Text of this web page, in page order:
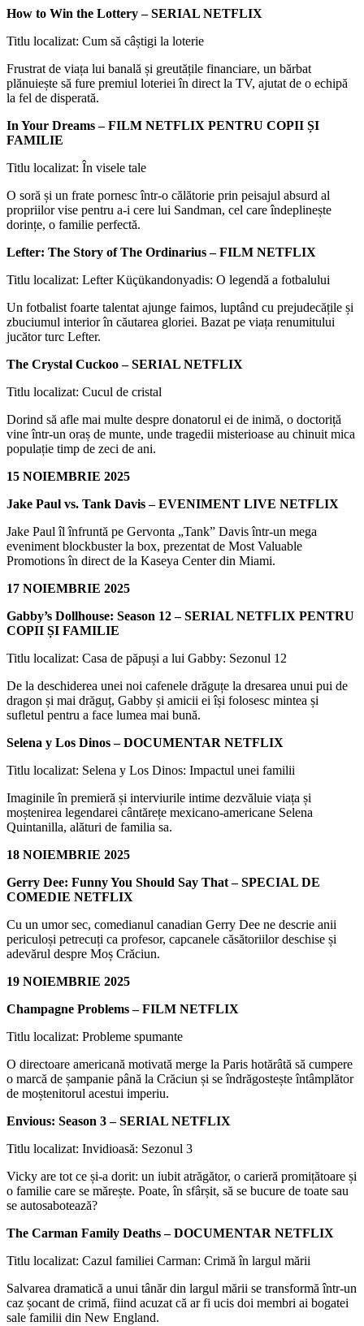
How to Win the Lottery – SERIAL NETFLIX
Titlu localizat: Cum să câștigi la loterie
Frustrat de viața lui banală și greutățile financiare, un bărbat
plănuiește să fure premiul loteriei în direct la TV, ajutat de o echipă
la fel de disperată.
In Your Dreams – FILM NETFLIX PENTRU COPII ȘI
FAMILIE
Titlu localizat: În visele tale
O soră și un frate pornesc într-o călătorie prin peisajul absurd al
propriilor vise pentru a-i cere lui Sandman, cel care îndeplinește
dorințe, o familie perfectă.
Lefter: The Story of The Ordinarius – FILM NETFLIX
Titlu localizat: Lefter Küçükandonyadis: O legendă a fotbalului
Un fotbalist foarte talentat ajunge faimos, luptând cu prejudecățile și
zbuciumul interior în căutarea gloriei. Bazat pe viața renumitului
jucător turc Lefter.
The Crystal Cuckoo – SERIAL NETFLIX
Titlu localizat: Cucul de cristal
Dorind să afle mai multe despre donatorul ei de inimă, o doctoriță
vine într-un oraș de munte, unde tragedii misterioase au chinuit mica
populație timp de zeci de ani.
15 NOIEMBRIE 2025
Jake Paul vs. Tank Davis – EVENIMENT LIVE NETFLIX
Jake Paul îl înfruntă pe Gervonta „Tank” Davis într-un mega
eveniment blockbuster la box, prezentat de Most Valuable
Promotions în direct de la Kaseya Center din Miami.
17 NOIEMBRIE 2025
Gabby’s Dollhouse: Season 12 – SERIAL NETFLIX PENTRU
COPII ȘI FAMILIE
Titlu localizat: Casa de păpuși a lui Gabby: Sezonul 12
De la deschiderea unei noi cafenele drăguțe la dresarea unui pui de
dragon și mai drăguț, Gabby și amicii ei își folosesc mintea și
sufletul pentru a face lumea mai bună.
Selena y Los Dinos – DOCUMENTAR NETFLIX
Titlu localizat: Selena y Los Dinos: Impactul unei familii
Imaginile în premieră și interviurile intime dezvăluie viața și
moștenirea legendarei cântărețe mexicano-americane Selena
Quintanilla, alături de familia sa.
18 NOIEMBRIE 2025
Gerry Dee: Funny You Should Say That – SPECIAL DE
COMEDIE NETFLIX
Cu un umor sec, comedianul canadian Gerry Dee ne descrie anii
periculoși petrecuți ca profesor, capcanele căsătoriilor deschise și
adevărul despre Moș Crăciun.
19 NOIEMBRIE 2025
Champagne Problems – FILM NETFLIX
Titlu localizat: Probleme spumante
O directoare americană motivată merge la Paris hotărâtă să cumpere
o marcă de șampanie până la Crăciun și se îndrăgostește întâmplător
de moștenitorul acestui imperiu.
Envious: Season 3 – SERIAL NETFLIX
Titlu localizat: Invidioasă: Sezonul 3
Vicky are tot ce și-a dorit: un iubit atrăgător, o carieră promițătoare și
o familie care se mărește. Poate, în sfârșit, să se bucure de toate sau
se autosabotează?
The Carman Family Deaths – DOCUMENTAR NETFLIX
Titlu localizat: Cazul familiei Carman: Crimă în largul mării
Salvarea dramatică a unui tânăr din largul mării se transformă într-un
caz șocant de crimă, fiind acuzat că ar fi ucis doi membri ai bogatei
sale familii din New England.